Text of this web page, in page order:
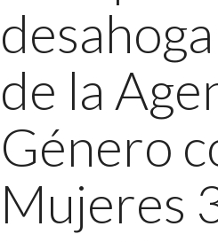
de la
Género
Mujeres